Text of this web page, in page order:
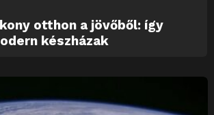
otthon a jövőből: így
készházak